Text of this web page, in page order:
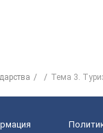
Тема 3.